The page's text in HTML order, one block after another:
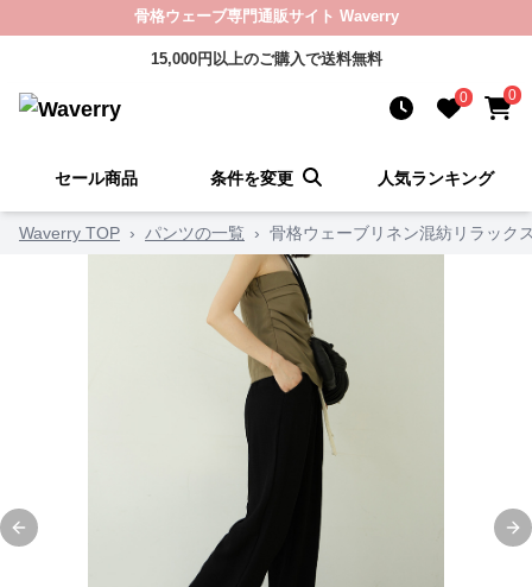
骨格ウェーブ専門通販サイト Waverry
15,000円以上のご購入で送料無料
0 0
セール商品 条件を変更 人気ランキング
Waverry TOP › パンツの一覧 › 骨格ウェーブリネン混紡リラック
Previous slide